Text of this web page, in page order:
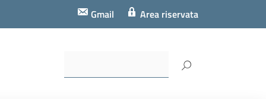
Gmail Area riservata